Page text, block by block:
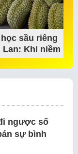
sầu riêng
Lan: Khi niềm
trường bắt…
ngược số
sự bình